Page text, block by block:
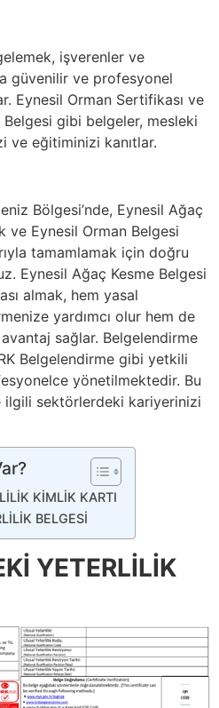
işverenler ve
güvenilir ve profesyonel
Eynesil Orman Sertifikası ve
gibi belgeler, mesleki
ve eğitiminizi kanıtlar.
Bölgesi’nde, Eynesil Ağaç
ve Eynesil Orman Belgesi
tamamlamak için doğru
Eynesil Ağaç Kesme Belgesi
almak, hem yasal
yardımcı olur hem de
sağlar. Belgelendirme
Belgelendirme gibi yetkili
yönetilmektedir. Bu
ilgili sektörlerdeki kariyerinizi
KİMLİK KARTI
BELGESİ
YETERLİLİK